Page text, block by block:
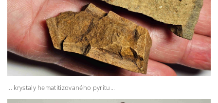
... krystaly hematitizovaného pyritu...